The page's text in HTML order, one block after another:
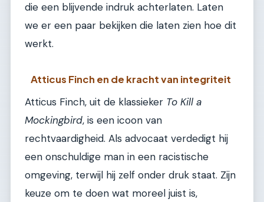
die een blijvende indruk achterlaten. Laten
we er een paar bekijken die laten zien hoe dit
werkt.
Atticus Finch en de kracht van integriteit
Atticus Finch, uit de klassieker To Kill a
Mockingbird, is een icoon van
rechtvaardigheid. Als advocaat verdedigt hij
een onschuldige man in een racistische
omgeving, terwijl hij zelf onder druk staat. Zijn
keuze om te doen wat moreel juist is,